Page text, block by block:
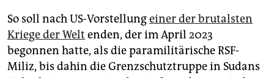
So soll nach US-Vorstellungeiner der brutalsten
Kriege der Welt enden, der im April 2023
begonnen hatte, als die paramilitärische RSF-
Miliz, bis dahin die Grenzschutztruppe in Sudans